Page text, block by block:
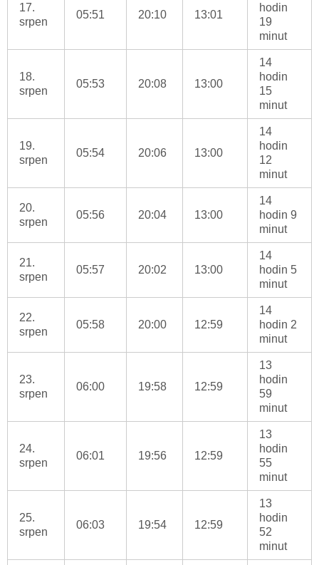
17.
srpen
05:51 20:10 13:01
hodin
19
minut
18.
srpen
05:53 20:08 13:00
14
hodin
15
minut
19.
srpen
05:54 20:06 13:00
14
hodin
12
minut
20.
srpen
05:56 20:04 13:00
14
hodin 9
minut
21.
srpen
05:57 20:02 13:00
14
hodin 5
minut
22.
srpen
05:58 20:00 12:59
14
hodin 2
minut
23.
srpen
06:00 19:58 12:59
13
hodin
59
minut
24.
srpen
06:01 19:56 12:59
13
hodin
55
minut
25.
srpen
06:03 19:54 12:59
13
hodin
52
minut